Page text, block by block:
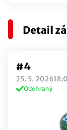
Tipsport
Detail
#4
25. 5. 2026
Odehraný